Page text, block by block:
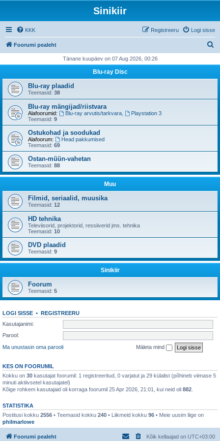
Sinikiir
KKK Logi sisse
Registreeru
Foorumi pealeht
i
Tänane kuupäev on 07 Aug 2026, 00:26
Blu-ray Disc
Blu-ray plaadid
Teemasid: 38
Blu-ray mängijad/riistvara
Alafoorumid: Blu-ray arvutis/tarkvara,
Playstation 3
Teemasid: 9
Ostukohad ja soodukad
Alafoorum:
Head pakkumised
Teemasid: 69
Ostan-müün-vahetan
Teemasid: 88
Muu
Filmid, seriaalid, muusika
Teemasid: 12
HD tehnika
Televiisorid, projektorid, ressiiverid jms. tehnika
Teemasid: 10
DVD plaadid
Teemasid: 9
Sinikiir
Foorum
Teemasid: 5
LOGI SISSE • REGISTREERU
Kasutajanimi:
Parool:
Ma unustasin oma parooli
Mäleta mind
KES ON FOORUMIL
Kokku on 30 kasutajat foorumil: 1 registreeritud, 0 varjatut ja 29 külalist (põhineb viimase 5
minuti aktiivsetel kasutajatel)
Kõige rohkem kasutajaid oli korraga foorumil 25 Apr 2026, 21:01, kui neid oli 882
STATISTIKA
Postitusi kokku 2556 • Teemasid kokku 240 • Liikmeid kokku 96 • Meie uusim liige on
philmarlowe
Foorumi pealeht Kõik kellaajad on UTC+03:00